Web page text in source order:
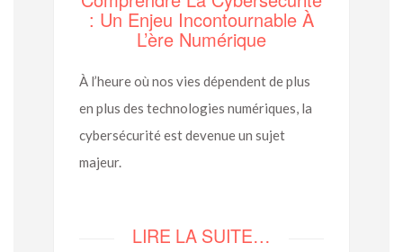
: Un Enjeu Incontournable À
L’ère Numérique
À l’heure où nos vies dépendent de plus
en plus des technologies numériques, la
cybersécurité est devenue un sujet
majeur.
LIRE LA SUITE…